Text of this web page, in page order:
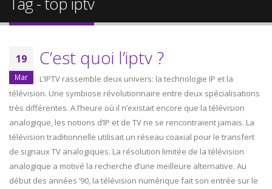
19
Mar
C’est quoi l’iptv ?
L’IPTV rassemble deux univers: la technologie IP et la
télévision. Une symbiose révolutionnaire entre deux spécialisations
très différentes. A l’heure où il n’existait encore que la télévision
analogique, les notions d’IP et de TV ne se rencontraient jamais. La
télévision traditionnelle utilisait un réseau coaxial pour le transfert
de signaux TV analogiques. La résolution limitée de la télévision
analogique a motivé la recherche d’une meilleure alternative. Au
début des années ’90, la télévision numérique fait son entrée sur le